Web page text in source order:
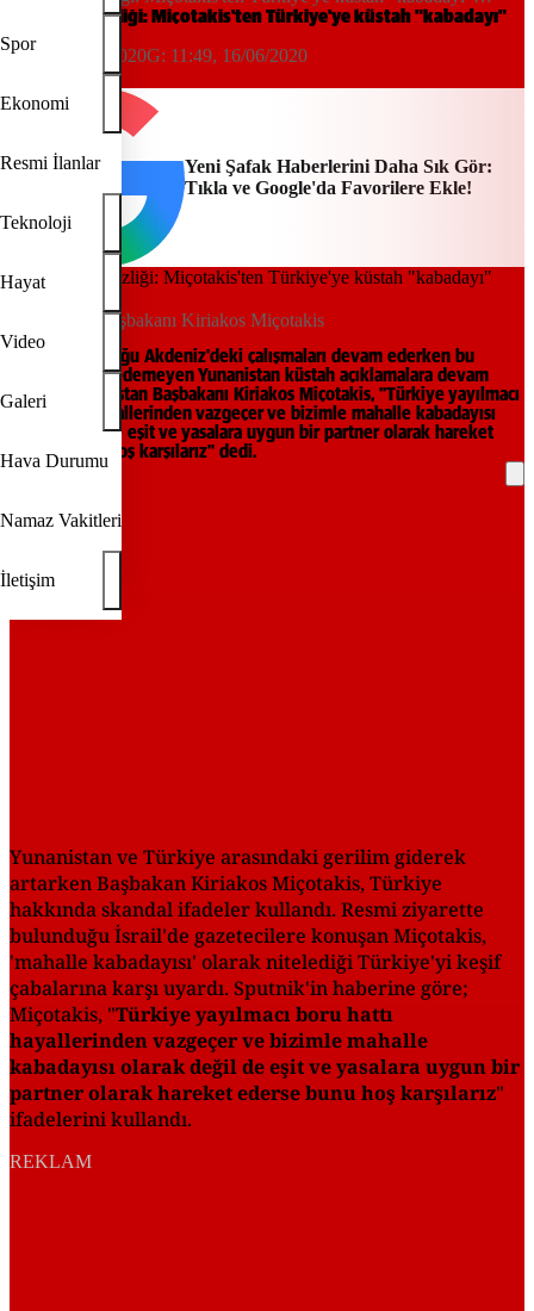
Spor
Ekonomi
Resmi İlanlar
Teknoloji
Hayat
Video
Galeri
Hava Durumu
Namaz Vakitleri
İletişim
Yunan hadsizliği: Miçotakis'ten Türkiye'ye küstah "kabadayı"
11:30, 16/06/2020G: 11:49, 16/06/2020
Yeni Şafak Haberlerini Daha Sık Gör:
Tıkla ve Google'da Favorilere Ekle!
Yunanistan Başbakanı Kiriakos Miçotakis
Türkiye'nin Doğu Akdeniz'deki çalışmaları devam ederken bu
durumu hazmedemeyen Yunanistan küstah açıklamalara devam
ediyor. Yunanistan Başbakanı Kiriakos Miçotakis, "Türkiye yayılmacı
boru hattı hayallerinden vazgeçer ve bizimle mahalle kabadayısı
olarak değil de eşit ve yasalara uygun bir partner olarak hareket
ederse bunu hoş karşılarız" dedi.
REKLAM
Yunanistan ve Türkiye arasındaki gerilim giderek
artarken Başbakan Kiriakos Miçotakis, Türkiye
hakkında skandal ifadeler kullandı. Resmi ziyarette
bulunduğu İsrail'de gazetecilere konuşan Miçotakis,
'mahalle kabadayısı' olarak nitelediği Türkiye'yi keşif
çabalarına karşı uyardı. Sputnik'in haberine göre;
Miçotakis, "Türkiye yayılmacı boru hattı
hayallerinden vazgeçer ve bizimle mahalle
kabadayısı olarak değil de eşit ve yasalara uygun bir
partner olarak hareket ederse bunu hoş karşılarız"
ifadelerini kullandı.
REKLAM